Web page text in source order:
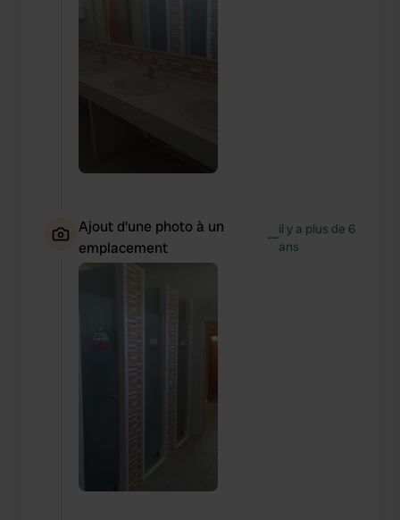
Ajout d'une photo à un
emplacement
—il y a plus de 6
ans